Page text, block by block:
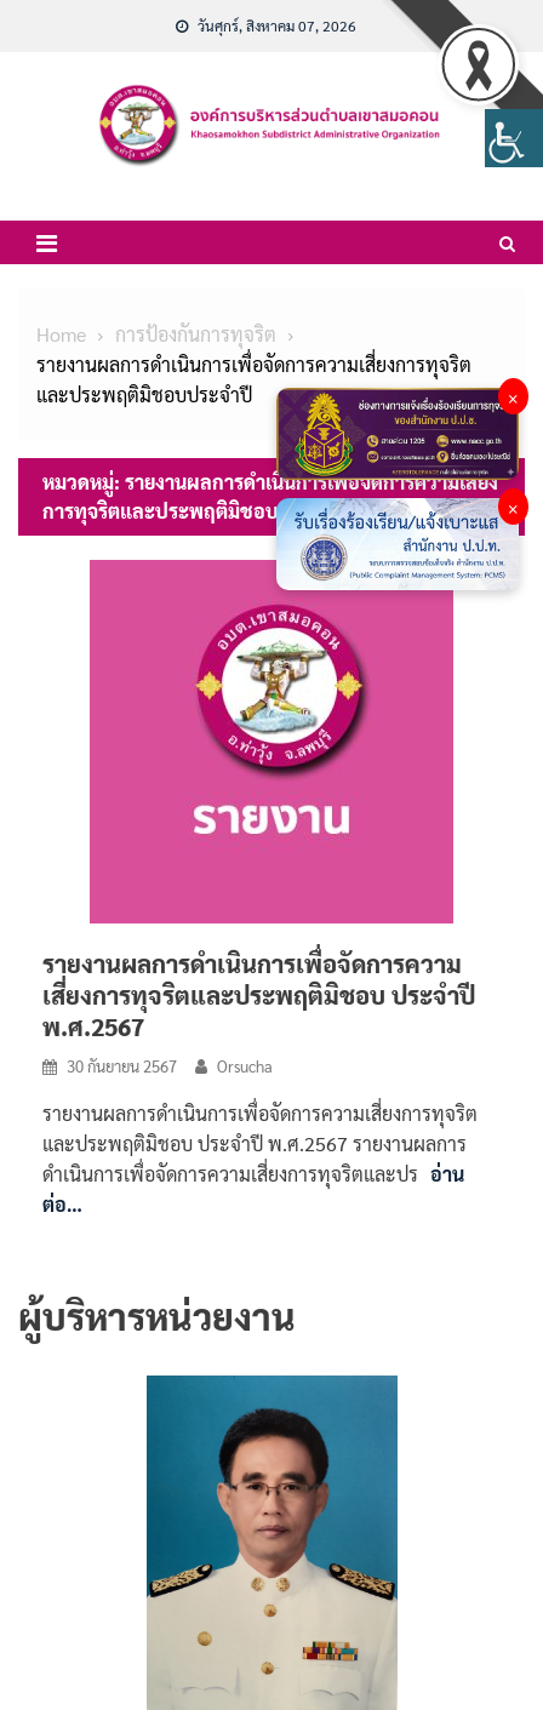
วันศุกร์, สิงหาคม 07, 2026
Home
การป้องกันการทุจริต
รายงานผลการดำเนินการเพื่อจัดการความเสี่ยงการทุจริต
และประพฤติมิชอบประจำปี
หมวดหมู่: รายงานผลการดำเนินการเพื่อจัดการความเสี่ยง
การทุจริตและประพฤติมิชอบประจำปี
รายงานผลการดำเนินการเพื่อจัดการความ
เสี่ยงการทุจริตและประพฤติมิชอบ ประจำปี
พ.ศ.2567
30 กันยายน 2567 Orsucha
รายงานผลการดำเนินการเพื่อจัดการความเสี่ยงการทุจริต
และประพฤติมิชอบ ประจำปี พ.ศ.2567 รายงานผลการ
ดำเนินการเพื่อจัดการความเสี่ยงการทุจริตและปร อ่าน
ต่อ…
ผู้บริหารหน่วยงาน
×
×